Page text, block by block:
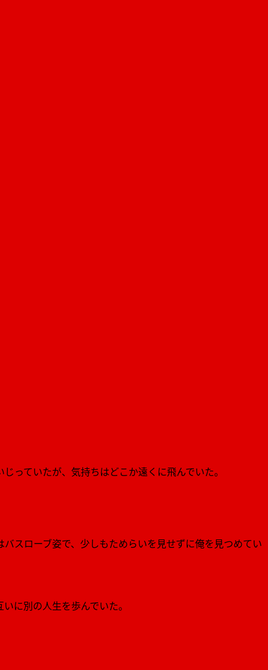
っていたが、気持ちはどこか遠くに飛んでいた。
スローブ姿で、少しもためらいを見せずに俺を見つめてい
に別の人生を歩んでいた。